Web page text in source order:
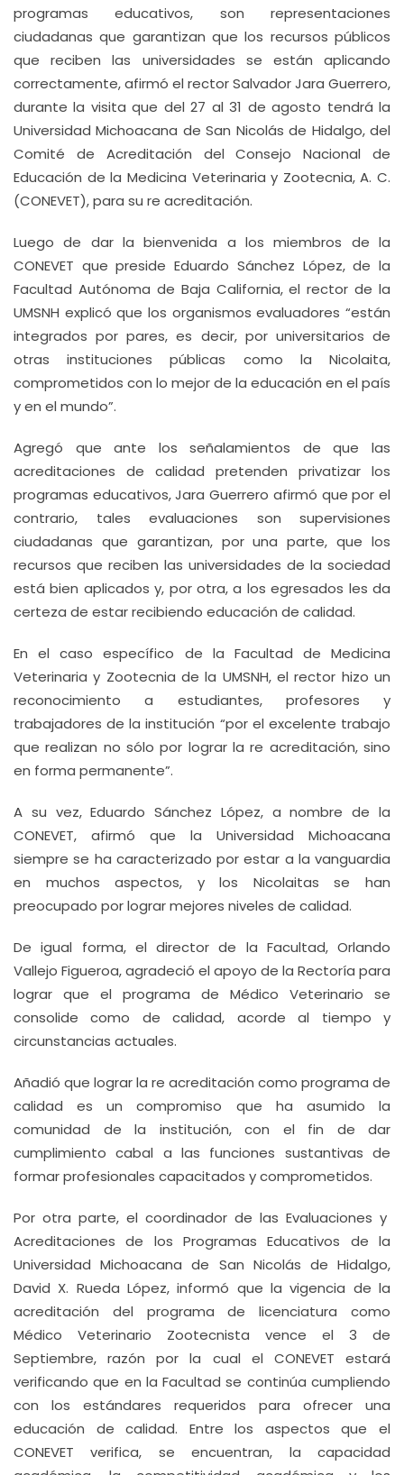
programas educativos, son representaciones
ciudadanas que garantizan que los recursos públicos
que reciben las universidades se están aplicando
correctamente, afirmó el rector Salvador Jara Guerrero,
durante la visita que del 27 al 31 de agosto tendrá la
Universidad Michoacana de San Nicolás de Hidalgo, del
Comité de Acreditación del Consejo Nacional de
Educación de la Medicina Veterinaria y Zootecnia, A. C.
(CONEVET), para su re acreditación.
Luego de dar la bienvenida a los miembros de la
CONEVET que preside Eduardo Sánchez López, de la
Facultad Autónoma de Baja California, el rector de la
UMSNH explicó que los organismos evaluadores “están
integrados por pares, es decir, por universitarios de
otras instituciones públicas como la Nicolaita,
comprometidos con lo mejor de la educación en el país
y en el mundo”.
Agregó que ante los señalamientos de que las
acreditaciones de calidad pretenden privatizar los
programas educativos, Jara Guerrero afirmó que por el
contrario, tales evaluaciones son supervisiones
ciudadanas que garantizan, por una parte, que los
recursos que reciben las universidades de la sociedad
está bien aplicados y, por otra, a los egresados les da
certeza de estar recibiendo educación de calidad.
En el caso específico de la Facultad de Medicina
Veterinaria y Zootecnia de la UMSNH, el rector hizo un
reconocimiento a estudiantes, profesores y
trabajadores de la institución “por el excelente trabajo
que realizan no sólo por lograr la re acreditación, sino
en forma permanente”.
A su vez, Eduardo Sánchez López, a nombre de la
CONEVET, afirmó que la Universidad Michoacana
siempre se ha caracterizado por estar a la vanguardia
en muchos aspectos, y los Nicolaitas se han
preocupado por lograr mejores niveles de calidad.
De igual forma, el director de la Facultad, Orlando
Vallejo Figueroa, agradeció el apoyo de la Rectoría para
lograr que el programa de Médico Veterinario se
consolide como de calidad, acorde al tiempo y
circunstancias actuales.
Añadió que lograr la re acreditación como programa de
calidad es un compromiso que ha asumido la
comunidad de la institución, con el fin de dar
cumplimiento cabal a las funciones sustantivas de
formar profesionales capacitados y comprometidos.
Por otra parte, el coordinador de las Evaluaciones y
Acreditaciones de los Programas Educativos de la
Universidad Michoacana de San Nicolás de Hidalgo,
David X. Rueda López, informó que la vigencia de la
acreditación del programa de licenciatura como
Médico Veterinario Zootecnista vence el 3 de
Septiembre, razón por la cual el CONEVET estará
verificando que en la Facultad se continúa cumpliendo
con los estándares requeridos para ofrecer una
educación de calidad. Entre los aspectos que el
CONEVET verifica, se encuentran, la capacidad